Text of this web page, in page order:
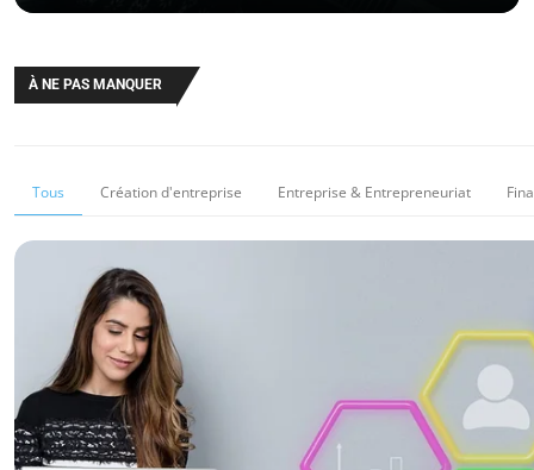
À NE PAS MANQUER
Tous Création d'entreprise Entreprise & Entrepreneuriat